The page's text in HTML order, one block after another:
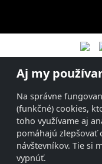
Aj my
Na správne
(funkčné) cookies,
toho využívame aj
pomáhajú zlepšovať
návštevníkov. Tie si
vypnúť.